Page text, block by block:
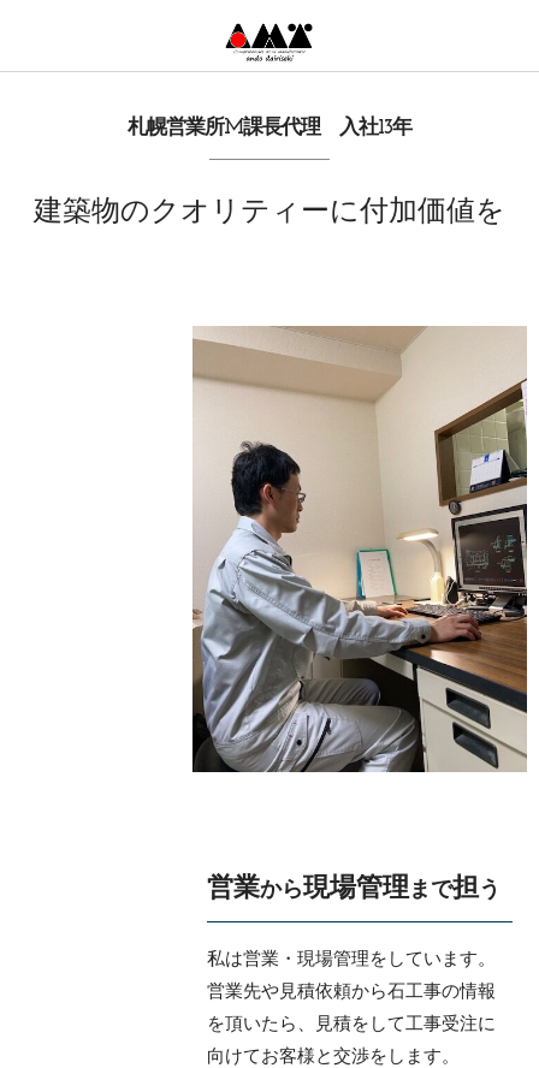
札幌営業所M課長代理 入社13年
建築物のクオリティーに付加価値を
営業から現場管理まで担う
私は営業・現場管理をしています。
営業先や見積依頼から石工事の情報
を頂いたら、見積をして工事受注に
向けてお客様と交渉をします。